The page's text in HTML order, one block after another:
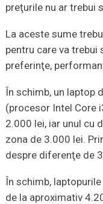
preţurile nu ar trebui
La aceste sume
pentru care va
preferinţe,
În schimb, un laptop
(procesor Intel Core
2.000 lei, iar unul cu
zona de 3.000 lei.
despre diferenţe de
În schimb,
de la aproximativ